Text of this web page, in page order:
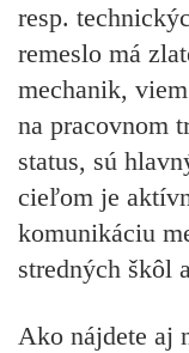
resp.
remeslo má
mechanik,
na pracovnom
status, sú
cieľom je
komunikáciu
stredných škôl
Ako nájdete aj